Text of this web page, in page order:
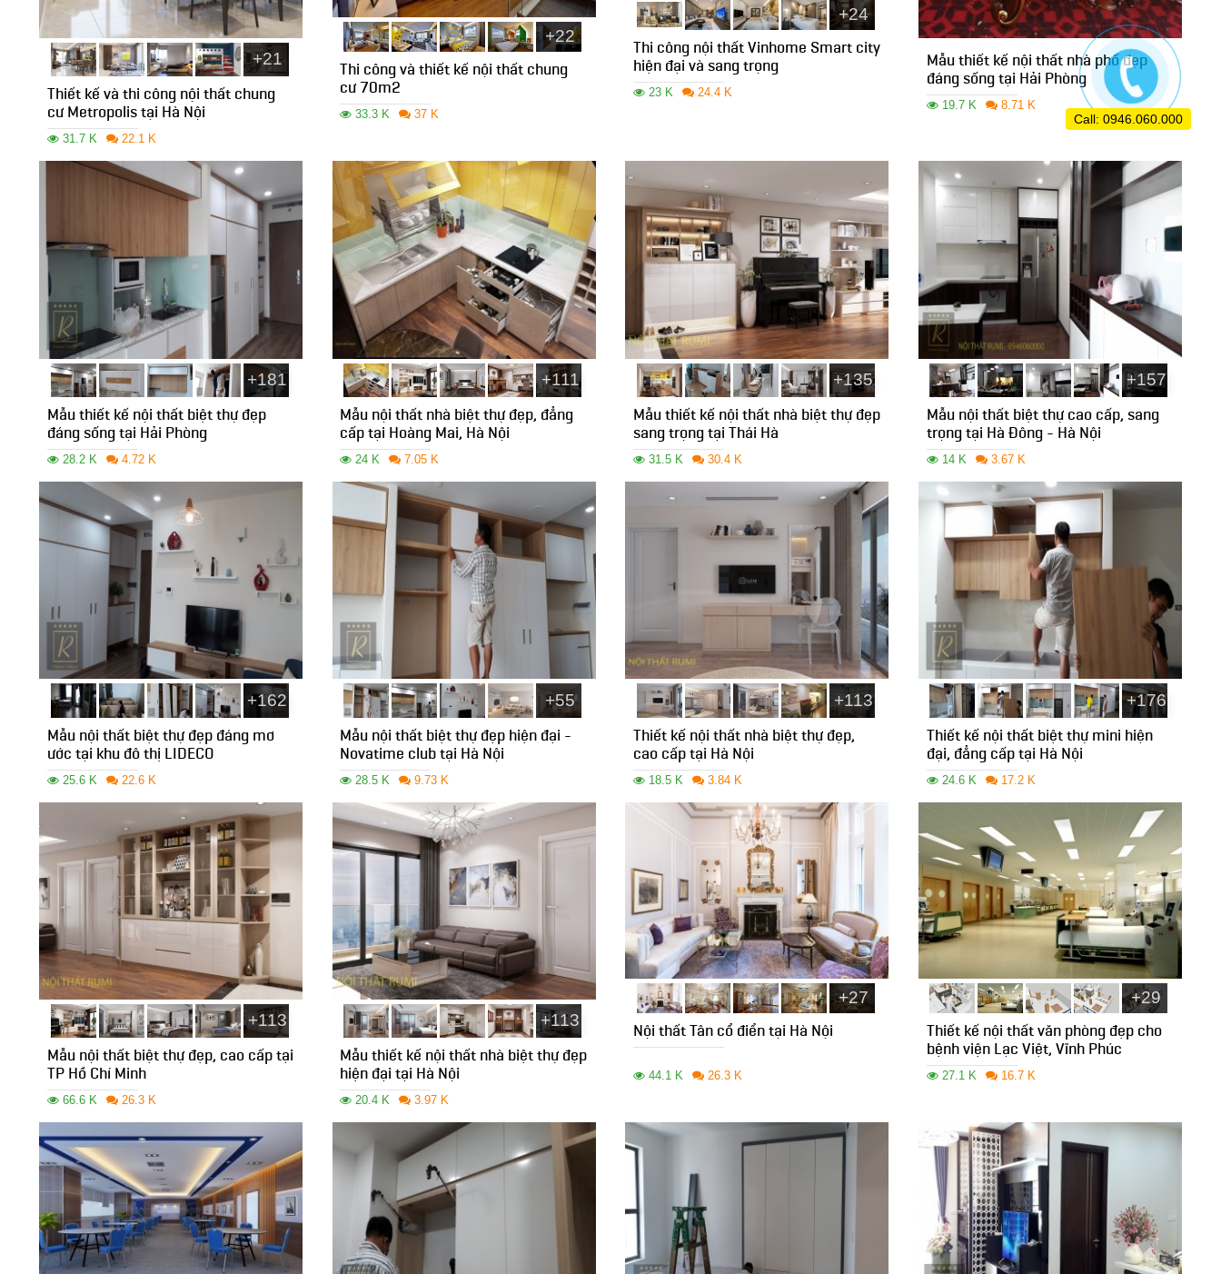
+21
Thiết kế và thi công nội thất chung
cư Metropolis tại Hà Nội
31.7 K 22.1 K
+22
Thi công và thiết kế nội thất chung
cư 70m2
33.3 K 37 K
+24
Thi công nội thất Vinhome Smart city
hiện đại và sang trọng
23 K 24.4 K
Mẫu thiết kế nội thất nhà phố đẹp
đáng sống tại Hải Phòng
19.7 K 8.71 K
+181
Mẫu thiết kế nội thất biệt thự đẹp
đáng sống tại Hải Phòng
28.2 K 4.72 K
+111
Mẫu nội thất nhà biệt thự đẹp, đẳng
cấp tại Hoàng Mai, Hà Nội
24 K 7.05 K
+135
Mẫu thiết kế nội thất nhà biệt thự đẹp
sang trọng tại Thái Hà
31.5 K 30.4 K
+157
Mẫu nội thất biệt thự cao cấp, sang
trọng tại Hà Đông - Hà Nội
14 K 3.67 K
+162
Mẫu nội thất biệt thự đẹp đáng mơ
ước tại khu đô thị LIDECO
25.6 K 22.6 K
+55
Mẫu nội thất biệt thự đẹp hiện đại -
Novatime club tại Hà Nội
28.5 K 9.73 K
+113
Thiết kế nội thất nhà biệt thự đẹp,
cao cấp tại Hà Nội
18.5 K 3.84 K
+176
Thiết kế nội thất biệt thự mini hiện
đại, đẳng cấp tại Hà Nội
24.6 K 17.2 K
+113
Mẫu nội thất biệt thự đẹp, cao cấp tại
TP Hồ Chí Minh
66.6 K 26.3 K
+113
Mẫu thiết kế nội thất nhà biệt thự đẹp
hiện đại tại Hà Nội
20.4 K 3.97 K
+27
Nội thất Tân cổ điển tại Hà Nội
44.1 K 26.3 K
+29
Thiết kế nội thất văn phòng đẹp cho
bệnh viện Lạc Việt, Vĩnh Phúc
27.1 K 16.7 K
Call: 0946.060.000